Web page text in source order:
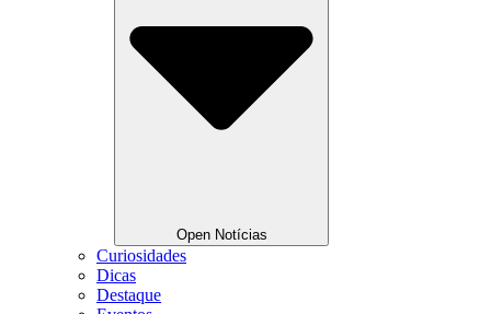
Open Notícias
Curiosidades
Dicas
Destaque